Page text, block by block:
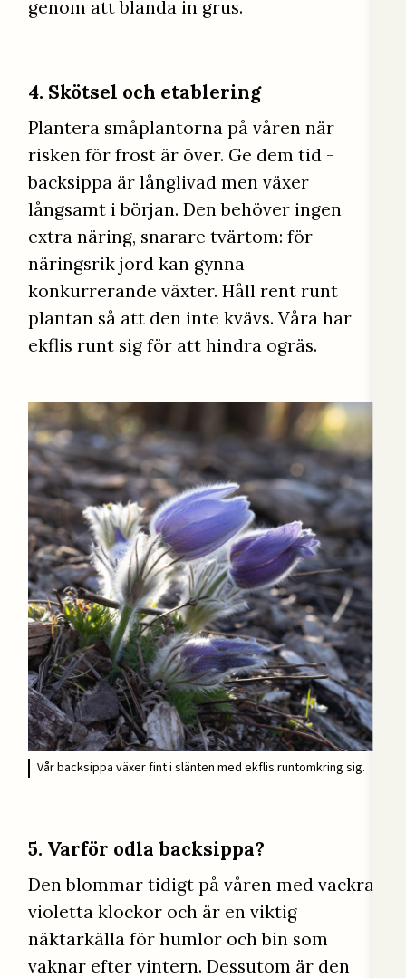
genom att blanda in grus.
4. Skötsel och etablering
Plantera småplantorna på våren när
risken för frost är över. Ge dem tid -
backsippa är långlivad men växer
långsamt i början. Den behöver ingen
extra näring, snarare tvärtom: för
näringsrik jord kan gynna
konkurrerande växter. Håll rent runt
plantan så att den inte kvävs. Våra har
ekflis runt sig för att hindra ogräs.
Vår backsippa växer fint i slänten med ekflis runtomkring sig.
5. Varför odla backsippa?
Den blommar tidigt på våren med vackra
violetta klockor och är en viktig
näktarkälla för humlor och bin som
vaknar efter vintern. Dessutom är den